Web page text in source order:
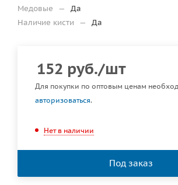
Медовые
—
Да
Наличие кисти
— Да
152 руб./шт
Для покупки по оптовым ценам
авторизоваться.
Нет в наличии
Под заказ